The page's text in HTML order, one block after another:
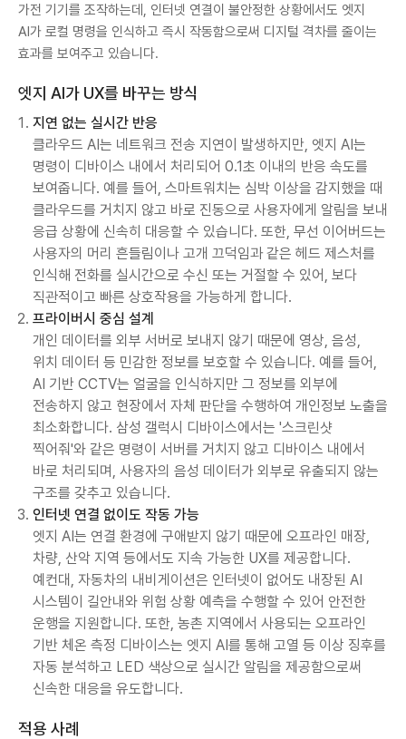
가전 기기를 조작하는데, 인터넷 연결이 불안정한 상황에서도 엣지
AI가 로컬 명령을 인식하고 즉시 작동함으로써 디지털 격차를 줄이는
효과를 보여주고 있습니다.
엣지 AI가 UX를 바꾸는 방식
지연 없는 실시간 반응
클라우드 AI는 네트워크 전송 지연이 발생하지만, 엣지 AI는
명령이 디바이스 내에서 처리되어 0.1초 이내의 반응 속도를
보여줍니다. 예를 들어, 스마트워치는 심박 이상을 감지했을 때
클라우드를 거치지 않고 바로 진동으로 사용자에게 알림을 보내
응급 상황에 신속히 대응할 수 있습니다. 또한, 무선 이어버드는
사용자의 머리 흔들림이나 고개 끄덕임과 같은 헤드 제스처를
인식해 전화를 실시간으로 수신 또는 거절할 수 있어, 보다
직관적이고 빠른 상호작용을 가능하게 합니다.
프라이버시 중심 설계
개인 데이터를 외부 서버로 보내지 않기 때문에 영상, 음성,
위치 데이터 등 민감한 정보를 보호할 수 있습니다. 예를 들어,
AI 기반 CCTV는 얼굴을 인식하지만 그 정보를 외부에
전송하지 않고 현장에서 자체 판단을 수행하여 개인정보 노출을
최소화합니다. 삼성 갤럭시 디바이스에서는 '스크린샷
찍어줘'와 같은 명령이 서버를 거치지 않고 디바이스 내에서
바로 처리되며, 사용자의 음성 데이터가 외부로 유출되지 않는
구조를 갖추고 있습니다.
인터넷 연결 없이도 작동 가능
엣지 AI는 연결 환경에 구애받지 않기 때문에 오프라인 매장,
차량, 산악 지역 등에서도 지속 가능한 UX를 제공합니다.
예컨대, 자동차의 내비게이션은 인터넷이 없어도 내장된 AI
시스템이 길안내와 위험 상황 예측을 수행할 수 있어 안전한
운행을 지원합니다. 또한, 농촌 지역에서 사용되는 오프라인
기반 체온 측정 디바이스는 엣지 AI를 통해 고열 등 이상 징후를
자동 분석하고 LED 색상으로 실시간 알림을 제공함으로써
신속한 대응을 유도합니다.
적용 사례